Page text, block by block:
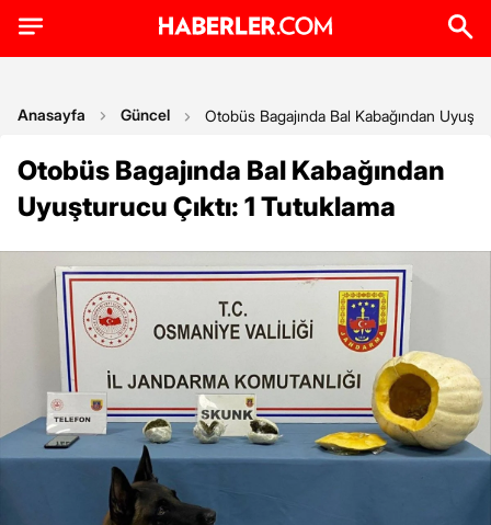
Anasayfa Güncel Otobüs Bagajında Bal Kabağından
Otobüs Bagajında Bal Kabağından
Uyuşturucu Çıktı: 1 Tutuklama